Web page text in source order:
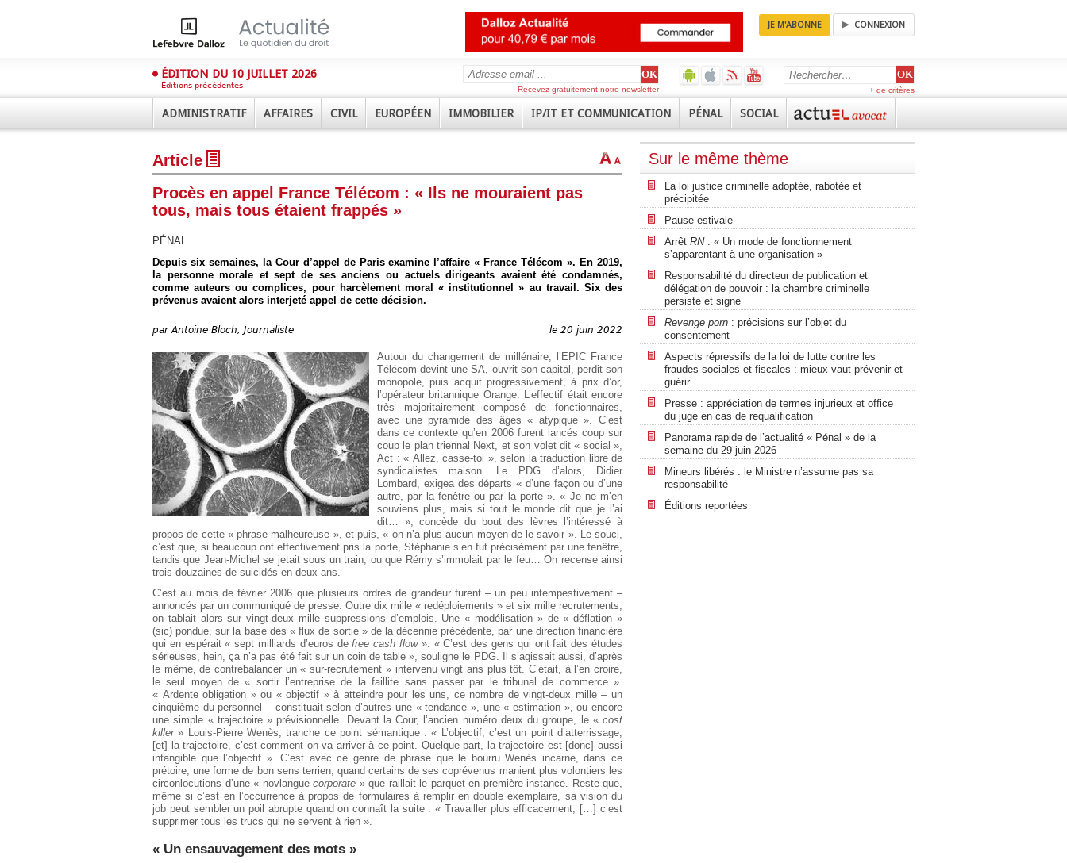
JE M'ABONNE CONNEXION
ÉDITION DU 10 JUILLET 2026
Éditions précédentes
+ de critères
Recevez gratuitement notre newsletter
ADMINISTRATIF AFFAIRES CIVIL EUROPÉEN IMMOBILIER IP/IT ET COMMUNICATION PÉNAL SOCIAL
Article
Procès en appel France Télécom : « Ils ne mouraient pas
tous, mais tous étaient frappés »
PÉNAL
Depuis six semaines, la Cour d’appel de Paris examine l’affaire « France Télécom ». En 2019,
la personne morale et sept de ses anciens ou actuels dirigeants avaient été condamnés,
comme auteurs ou complices, pour harcèlement moral « institutionnel » au travail. Six des
prévenus avaient alors interjeté appel de cette décision.
par Antoine Bloch, Journaliste le 20 juin 2022
Autour du changement de millénaire, l’EPIC France
Télécom devint une SA, ouvrit son capital, perdit son
monopole, puis acquit progressivement, à prix d’or,
l’opérateur britannique Orange. L’effectif était encore
très majoritairement composé de fonctionnaires,
avec une pyramide des âges « atypique ». C’est
dans ce contexte qu’en 2006 furent lancés coup sur
coup le plan triennal Next, et son volet dit « social »,
Act : « Allez, casse-toi », selon la traduction libre de
syndicalistes maison. Le PDG d’alors, Didier
Lombard, exigea des départs « d’une façon ou d’une
autre, par la fenêtre ou par la porte ». « Je ne m’en
souviens plus, mais si tout le monde dit que je l’ai
dit… », concède du bout des lèvres l’intéressé à
propos de cette « phrase malheureuse », et puis, « on n’a plus aucun moyen de le savoir ». Le souci,
c’est que, si beaucoup ont effectivement pris la porte, Stéphanie s’en fut précisément par une fenêtre,
tandis que Jean-Michel se jetait sous un train, ou que Rémy s’immolait par le feu… On recense ainsi
trois douzaines de suicidés en deux ans.
C’est au mois de février 2006 que plusieurs ordres de grandeur furent – un peu intempestivement –
annoncés par un communiqué de presse. Outre dix mille « redéploiements » et six mille recrutements,
on tablait alors sur vingt-deux mille suppressions d’emplois. Une « modélisation » de « déflation »
(sic) pondue, sur la base des « flux de sortie » de la décennie précédente, par une direction financière
qui en espérait « sept milliards d’euros defree cash flow». « C’est des gens qui ont fait des études
sérieuses, hein, ça n’a pas été fait sur un coin de table », souligne le PDG. Il s’agissait aussi, d’après
le même, de contrebalancer un « sur-recrutement » intervenu vingt ans plus tôt. C’était, à l’en croire,
le seul moyen de « sortir l’entreprise de la faillite sans passer par le tribunal de commerce ».
« Ardente obligation » ou « objectif » à atteindre pour les uns, ce nombre de vingt-deux mille – un
cinquième du personnel – constituait selon d’autres une « tendance », une « estimation », ou encore
une simple « trajectoire » prévisionnelle. Devant la Cour, l’ancien numéro deux du groupe, le « cost
killer» Louis-Pierre Wenès, tranche ce point sémantique : « L’objectif, c’est un point d’atterrissage,
[et] la trajectoire, c’est comment on va arriver à ce point. Quelque part, la trajectoire est [donc] aussi
intangible que l’objectif ». C’est avec ce genre de phrase que le bourru Wenès incarne, dans ce
prétoire, une forme de bon sens terrien, quand certains de ses coprévenus manient plus volontiers les
circonlocutions d’une « novlangue corporate » que raillait le parquet en première instance. Reste que,
même si c’est en l’occurrence à propos de formulaires à remplir en double exemplaire, sa vision du
job peut sembler un poil abrupte quand on connaît la suite : « Travailler plus efficacement, […] c’est
supprimer tous les trucs qui ne servent à rien ».
« Un ensauvagement des mots »
Sur le même thème
La loi justice criminelle adoptée, rabotée et
précipitée
Pause estivale
Arrêt RN: « Un mode de fonctionnement
s’apparentant à une organisation »
Responsabilité du directeur de publication et
délégation de pouvoir : la chambre criminelle
persiste et signe
Revenge porn : précisions sur l’objet du
consentement
Aspects répressifs de la loi de lutte contre les
fraudes sociales et fiscales : mieux vaut prévenir et
guérir
Presse : appréciation de termes injurieux et office
du juge en cas de requalification
Panorama rapide de l’actualité « Pénal » de la
semaine du 29 juin 2026
Mineurs libérés : le Ministre n’assume pas sa
responsabilité
Éditions reportées